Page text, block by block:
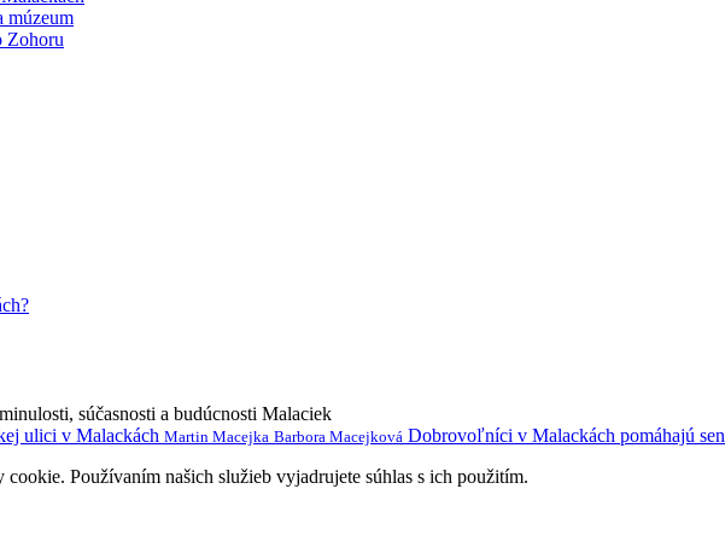
múzeum
Zohoru
súčasnosti a budúcnosti Malaciek
ulici v Malackách Martin Macejka Barbora Macejková Dobrovoľníci v Malackách pomáhajú
Používaním našich služieb vyjadrujete súhlas s ich použitím.